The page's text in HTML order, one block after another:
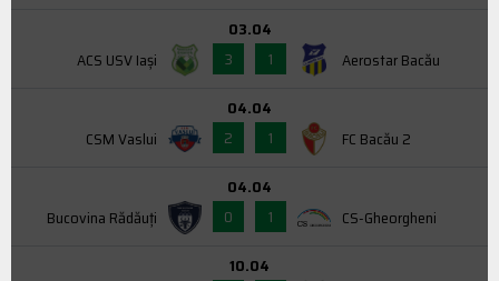
ACS USV Iaşi
03.04
3
1 Aerostar Bacău
CSM Vaslui
04.04
2
1 FC Bacău 2
Bucovina Rădăuți
04.04
0
1 CS-Gheorgheni
10.04